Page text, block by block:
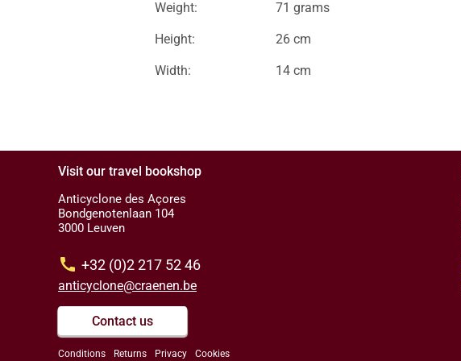
Weight: 71 grams
Height: 26 cm
Width: 14 cm
Visit our travel bookshop
Anticyclone des Açores
Bondgenotenlaan 104
3000 Leuven
call +32 (0)2 217 52 46
anticyclone@craenen.be
Contact us
Conditions Returns Privacy Cookies